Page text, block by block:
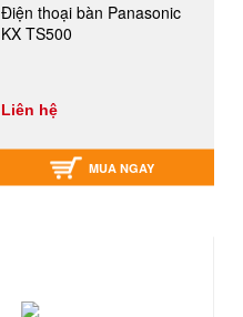
Điện thoại bàn Panasonic
KX TS500
Liên hệ
MUA NGAY